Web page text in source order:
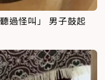
過怪叫」 男子鼓起